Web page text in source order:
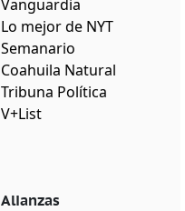
Vanguardia
Lo mejor de NYT
Semanario
Coahuila Natural
Tribuna Política
V+List
Alianzas